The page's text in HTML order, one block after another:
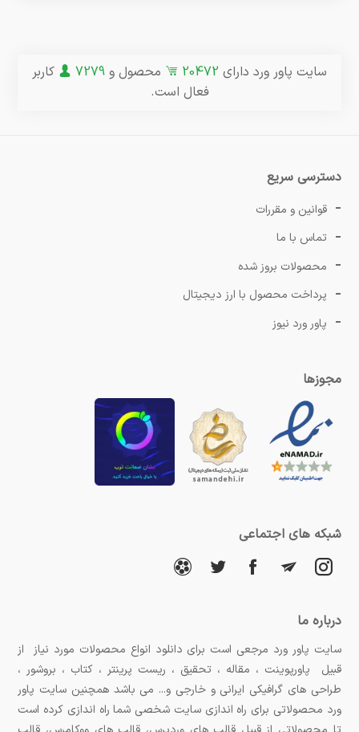
سایت پاور ورد دارای 20472 محصول و 7279
کاربر
فعال است.
دسترسی سریع
قوانین و مقررات
تماس با ما
محصولات بروز شده
پرداخت محصول با ارز دیجیتال
پاور ورد نیوز
مجوزها
شبکه های اجتماعی
درباره ما
سایت پاور ورد مرجعی است برای دانلود انواع محصولات مورد نیاز از
قبیل پاورپوینت ، مقاله ، تحقیق ، ریست پرینتر ، کتاب ، بروشور ،
طراحی های گرافیکی ایرانی و خارجی و... می باشد همچنین سایت پاور
ورد محصولاتی برای راه اندازی سایت شخصی شما راه اندازی کرده است